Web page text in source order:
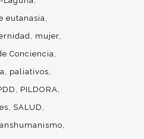
eutanasia
mujer
Conciencia
paliativos
PILDORA
SALUD